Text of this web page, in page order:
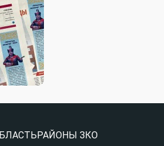
РАЙОНЫ ЗКО